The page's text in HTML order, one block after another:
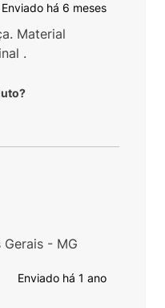
Enviado há 6 meses
Material
.
Enviado há 1 ano
Gerais - MG